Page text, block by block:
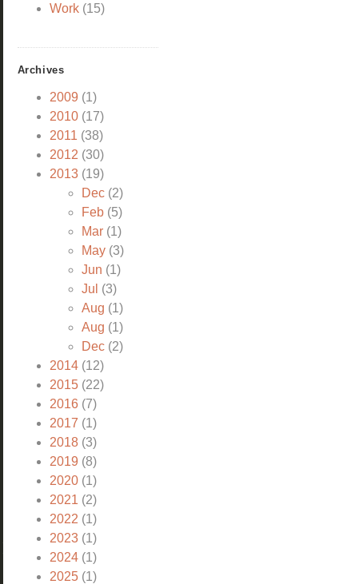
Work(15)
Archives
2009 (1)
2010(17)
2011 (38)
2012 (30)
2013(19)
Dec(2)
Feb(5)
Mar(1)
May(3)
Jun (1)
Jul (3)
Aug (1)
Aug (1)
Dec(2)
2014(12)
2015(22)
2016(7)
2017 (1)
2018(3)
2019 (8)
2020(1)
2021 (2)
2022 (1)
2023(1)
2024(1)
2025(1)